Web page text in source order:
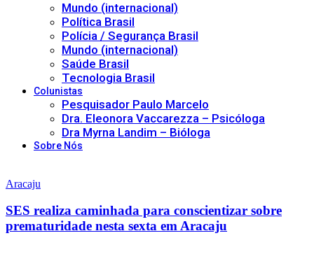
Mundo (internacional)
Política Brasil
Polícia / Segurança Brasil
Mundo (internacional)
Saúde Brasil
Tecnologia Brasil
Colunistas
Pesquisador Paulo Marcelo
Dra. Eleonora Vaccarezza – Psicóloga
Dra Myrna Landim – Bióloga
Sobre Nós
Aracaju
SES realiza caminhada para conscientizar sobre
prematuridade nesta sexta em Aracaju